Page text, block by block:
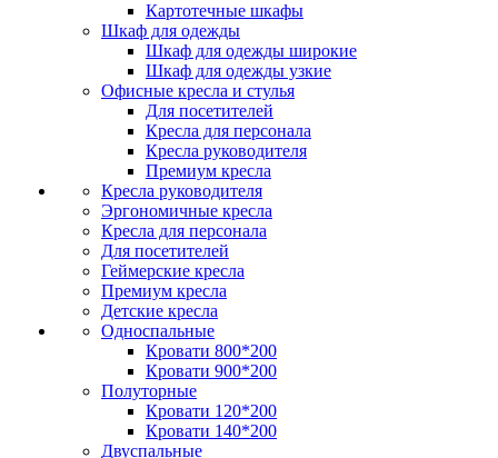
Картотечные шкафы
Шкаф для одежды
Шкаф для одежды широкие
Шкаф для одежды узкие
Офисные кресла и стулья
Для посетителей
Кресла для персонала
Кресла руководителя
Премиум кресла
Кресла руководителя
Эргономичные кресла
Кресла для персонала
Для посетителей
Геймерские кресла
Премиум кресла
Детские кресла
Односпальные
Кровати 800*200
Кровати 900*200
Полуторные
Кровати 120*200
Кровати 140*200
Двуспальные